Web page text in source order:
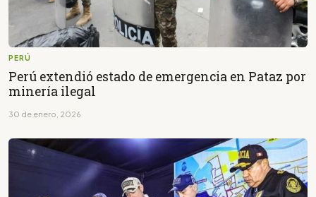
PERÚ
Perú extendió estado de emergencia en Pataz por
minería ilegal
30 de enero, 2026